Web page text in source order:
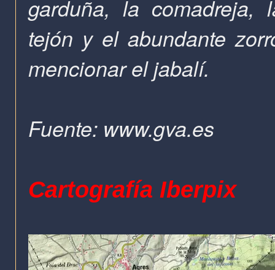
garduña, la comadreja,
tejón y el abundante
mencionar el jabalí.
Fuente: www.gva.es
Cartografía Iberpix